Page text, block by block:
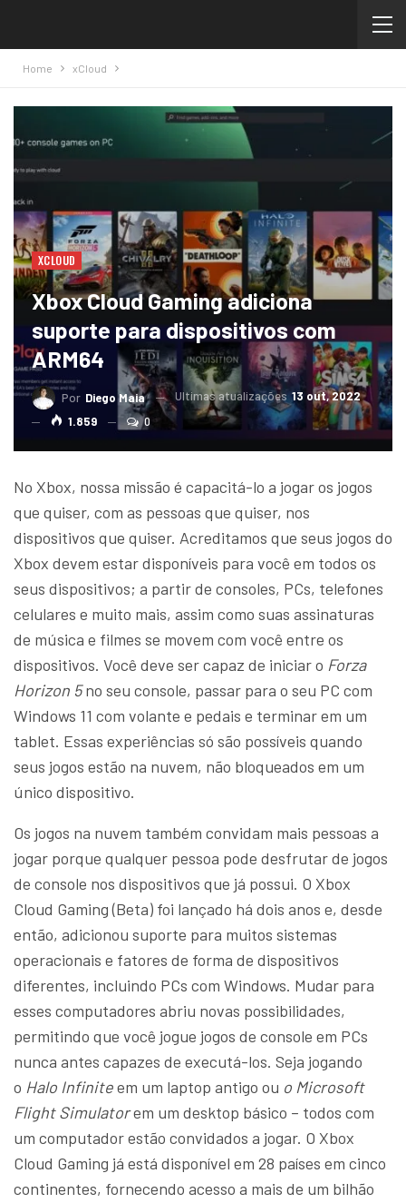
Home xCloud
XCLOUD
Xbox Cloud Gaming adiciona
suporte para dispositivos com
ARM64
Por Diego Maia Ultimas atualizações13 out, 2022
1.859
0
No Xbox, nossa missão é capacitá-lo a jogar os jogos
que quiser, com as pessoas que quiser, nos
dispositivos que quiser. Acreditamos que seus jogos do
Xbox devem estar disponíveis para você em todos os
seus dispositivos; a partir de consoles, PCs, telefones
celulares e muito mais, assim como suas assinaturas
de música e filmes se movem com você entre os
dispositivos. Você deve ser capaz de iniciar o Forza
Horizon 5no seu console, passar para o seu PC com
Windows 11 com volante e pedais e terminar em um
tablet. Essas experiências só são possíveis quando
seus jogos estão na nuvem, não bloqueados em um
único dispositivo.
Os jogos na nuvem também convidam mais pessoas a
jogar porque qualquer pessoa pode desfrutar de jogos
de console nos dispositivos que já possui. O Xbox
Cloud Gaming (Beta) foi lançado há dois anos e, desde
então, adicionou suporte para muitos sistemas
operacionais e fatores de forma de dispositivos
diferentes, incluindo PCs com Windows. Mudar para
esses computadores abriu novas possibilidades,
permitindo que você jogue jogos de console em PCs
nunca antes capazes de executá-los. Seja jogando
o Halo Infiniteem um laptop antigo ou o Microsoft
Flight Simulatorem um desktop básico – todos com
um computador estão convidados a jogar. O Xbox
Cloud Gaming já está disponível em 28 países em cinco
continentes, fornecendo acesso a mais de um bilhão